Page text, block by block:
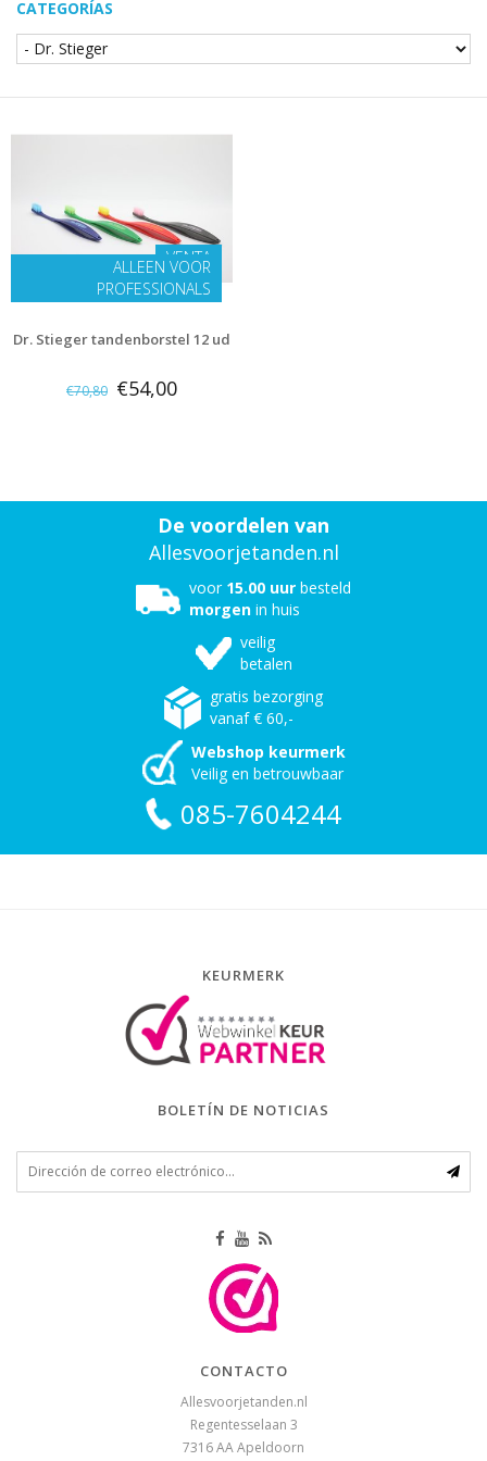
CATEGORÍAS
VENTA
ALLEEN VOOR
PROFESSIONALS
Dr. Stieger tandenborstel 12 ud
€70,80 €54,00
De voordelen van
Allesvoorjetanden.nl
voor 15.00 uur besteld
morgen in huis
veilig
betalen
gratis bezorging
vanaf € 60,-
Webshop keurmerk
Veilig en betrouwbaar
085-7604244
KEURMERK
BOLETÍN DE NOTICIAS
CONTACTO
Allesvoorjetanden.nl
Regentesselaan 3
7316 AAApeldoorn